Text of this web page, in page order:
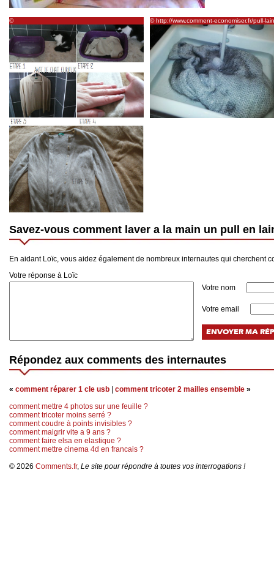
©
http://vintagetouchblog.com/2012/10/04/comment-
laver-a-la-maison-a-la-main-la-laine-et-le-
cachemire-astuce-conseil/
© http://www.comment-economiser.fr/pull-
retreci-lavage.html
Savez-vous comment laver a la main un pull en
En aidant Loïc, vous aidez également de nombreux internautes qui cherchent
Votre réponse à Loïc
Votre nom
Votre email
Répondez aux comments des internautes
« comment réparer 1 cle usb comment tricoter 2 mailles ensemble »
comment mettre 4 photos sur une feuille ?
comment tricoter moins serré ?
comment coudre à points invisibles ?
comment maigrir vite a 9 ans ?
comment faire elsa en elastique ?
comment mettre cinema 4d en francais ?
© 2026 Comments.fr, Le site pour répondre à toutes vos interrogations !